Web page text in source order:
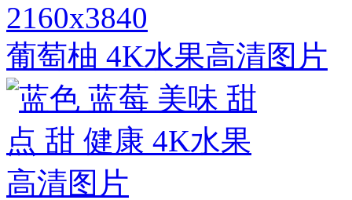
2160x3840
葡萄柚 4K水果高清图片